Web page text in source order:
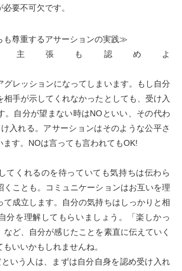
要不可欠です。
尊重するアサーションの実践≫
主張も認めよ
グレッションになってしまいます。もし自分
相手が示してくれなかったとしても、受け入
。自分が望まない時はNOといい、その代わ
入れる。アサーションはそのような公平さ
ます。NOは言っても言われてもOK!
てくれるのを待っていても気持ちは伝わら
くことも。コミュニケーションはお互いを理
て成立します。自分の気持ちはしっかりと相
分を理解してもらいましょう。「楽しかっ
など、自分が感じたことを素直に伝えていく
いいかもしれませんね。
いう人は、まずは自分自身を認め受け入れ